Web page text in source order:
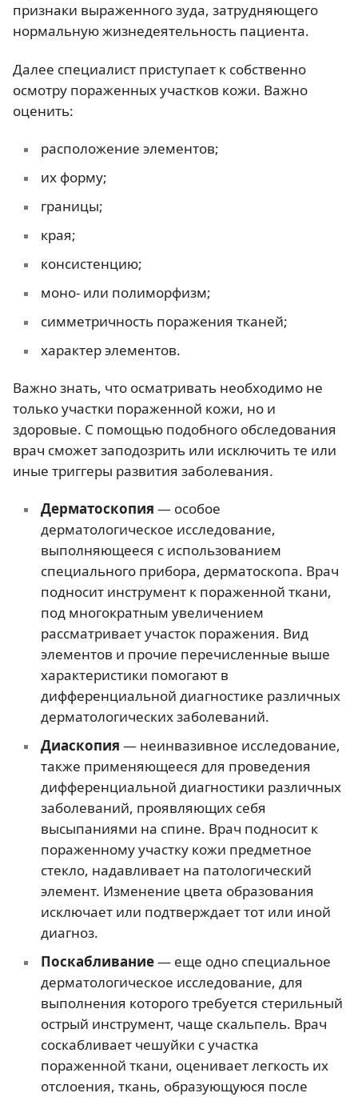
признаки выраженного зуда, затрудняющего
нормальную жизнедеятельность пациента.
Далее специалист приступает к собственно
осмотру пораженных участков кожи. Важно
оценить:
расположение элементов;
их форму;
границы;
края;
консистенцию;
моно- или полиморфизм;
симметричность поражения тканей;
характер элементов.
Важно знать, что осматривать необходимо не
только участки пораженной кожи, но и
здоровые. С помощью подобного обследования
врач сможет заподозрить или исключить те или
иные триггеры развития заболевания.
Дерматоскопия — особое
дерматологическое исследование,
выполняющееся с использованием
специального прибора, дерматоскопа. Врач
подносит инструмент к пораженной ткани,
под многократным увеличением
рассматривает участок поражения. Вид
элементов и прочие перечисленные выше
характеристики помогают в
дифференциальной диагностике различных
дерматологических заболеваний.
Диаскопия — неинвазивное исследование,
также применяющееся для проведения
дифференциальной диагностики различных
заболеваний, проявляющих себя
высыпаниями на спине. Врач подносит к
пораженному участку кожи предметное
стекло, надавливает на патологический
элемент. Изменение цвета образования
исключает или подтверждает тот или иной
диагноз.
Поскабливание— еще одно специальное
дерматологическое исследование, для
выполнения которого требуется стерильный
острый инструмент, чаще скальпель. Врач
соскабливает чешуйки с участка
пораженной ткани, оценивает легкость их
отслоения, ткань, образующуюся после